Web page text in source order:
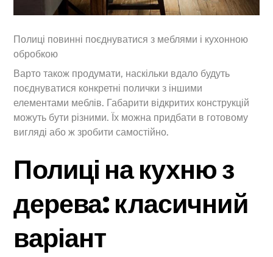
Полиці повинні поєднуватися з меблями і кухонною
обробкою
Варто також продумати, наскільки вдало будуть
поєднуватися конкретні полички з іншими
елементами меблів. Габарити відкритих конструкцій
можуть бути різними. Їх можна придбати в готовому
вигляді або ж зробити самостійно.
Полиці на кухню з
дерева: класичний
варіант